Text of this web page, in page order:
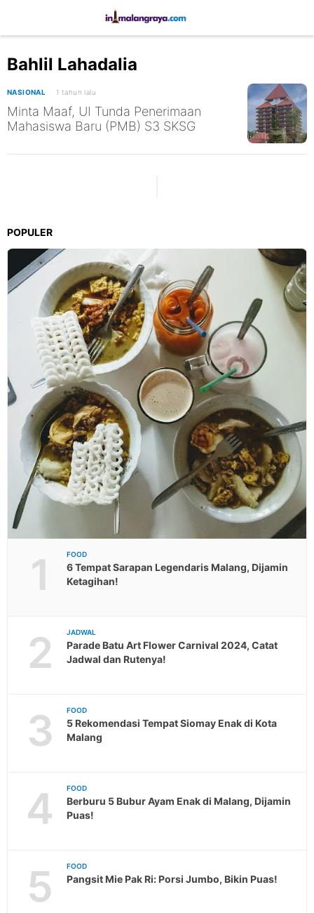
Bahlil Lahadalia
NASIONAL 1 tahun lalu
Minta Maaf, UI Tunda Penerimaan
Mahasiswa Baru (PMB) S3 SKSG
POPULER
1 FOOD
6 Tempat Sarapan Legendaris Malang, Dijamin
Ketagihan!
2 JADWAL
Parade Batu Art Flower Carnival 2024, Catat
Jadwal dan Rutenya!
3 FOOD
5 Rekomendasi Tempat Siomay Enak di Kota
Malang
4 FOOD
Berburu 5 Bubur Ayam Enak di Malang, Dijamin
Puas!
5 FOOD
Pangsit Mie Pak Ri: Porsi Jumbo, Bikin Puas!